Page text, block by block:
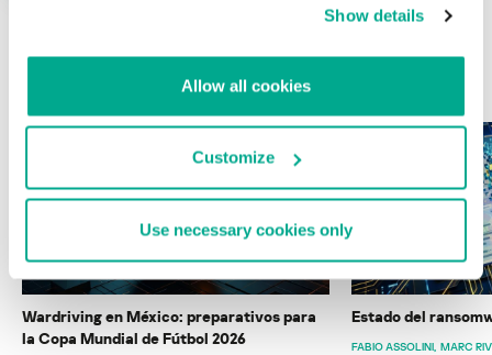
Show details
Allow all cookies
Customize
Use necessary cookies only
ÚLTIMAS PUBLICACIONES
Wardriving en México: preparativos para
la Copa Mundial de Fútbol 2026
Estado del
FABIO ASSOLINI MARC